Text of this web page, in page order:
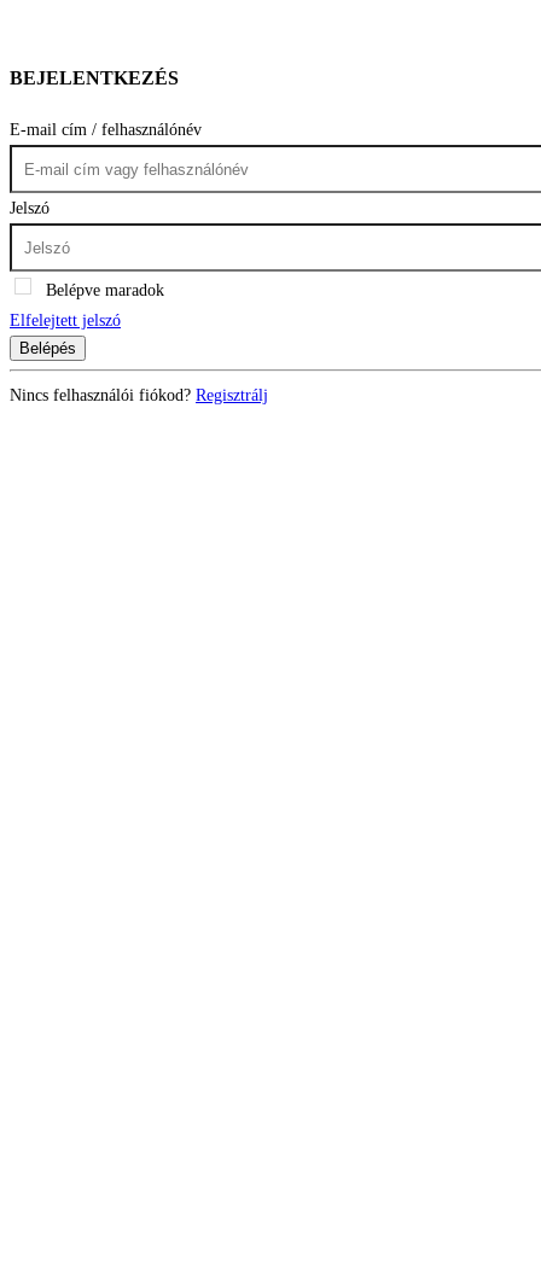
BEJELENTKEZÉS
E-mail cím / felhasználónév
Jelszó
Belépve maradok
Elfelejtett jelszó
Belépés
Nincs felhasználói fiókod? Regisztrálj